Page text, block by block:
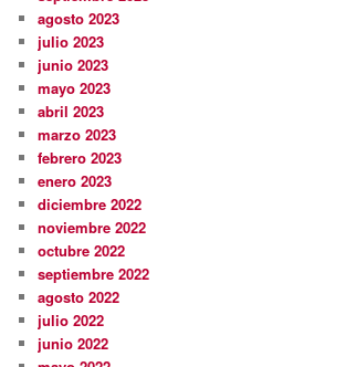
agosto 2023
julio 2023
junio 2023
mayo 2023
abril 2023
marzo 2023
febrero 2023
enero 2023
diciembre 2022
noviembre 2022
octubre 2022
septiembre 2022
agosto 2022
julio 2022
junio 2022